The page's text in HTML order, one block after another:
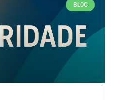
BLOG